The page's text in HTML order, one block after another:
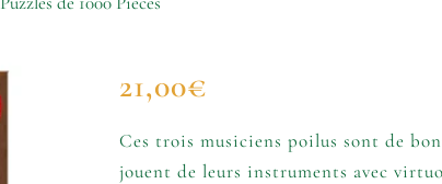
21,00€
Ces trois musiciens poilus sont de
jouent de leurs instruments avec